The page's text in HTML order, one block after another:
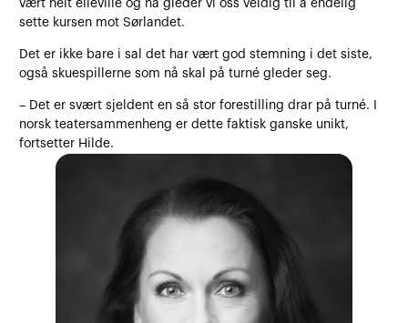
vært helt elleville og nå gleder vi oss veldig til å endelig
sette kursen mot Sørlandet.
Det er ikke bare i sal det har vært god stemning i det siste,
også skuespillerne som nå skal på turné gleder seg.
– Det er svært sjeldent en så stor forestilling drar på turné. I
norsk teatersammenheng er dette faktisk ganske unikt,
fortsetter Hilde.